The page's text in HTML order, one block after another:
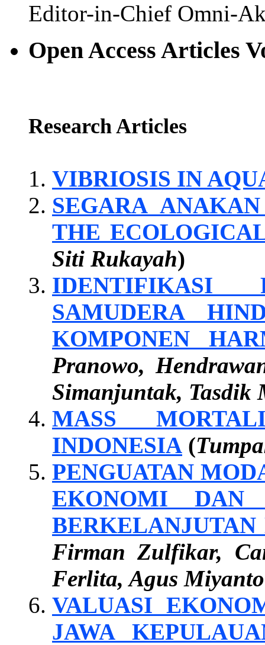
Editor-in-Chief Omni-
Open Access Articles
Research Articles
VIBRIOSIS IN
SEGARA
THE
Siti Rukayah)
IDENTIFIKASI
SAMUDERA
KOMPONEN
Pranowo,
Simanjuntak, Tasdik
MASS
INDONESIA (
PENGUATAN
EKONOMI DAN
BERKELANJUTAN
Firman Zulfikar,
Ferlita, Agus Miyanto
VALUASI
JAWA